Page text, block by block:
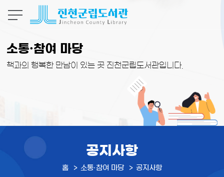
소통·참여 마당
책과의 행복한 만남이 있는 곳 진천군립도서관입니다.
공지사항
홈 소통·참여 마당 공지사항